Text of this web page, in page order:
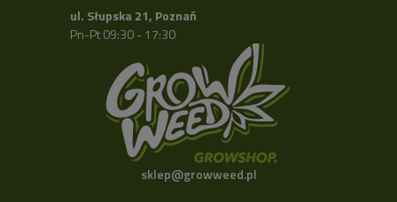
ul. Słupska 21, Poznań
Pn-Pt 09:30 - 17:30
sklep@growweed.pl